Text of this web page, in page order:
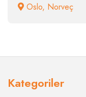
Oslo, Norveç
Kategoriler